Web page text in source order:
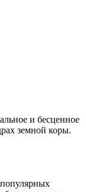
и бесценное
земной коры.